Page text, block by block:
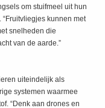
om stuifmeel uit hun
kunnen met
snelheden die
van de aarde.”
uiteindelijk als
systemen waarmee
“Denk aan drones en